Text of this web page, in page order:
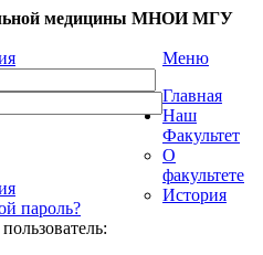
медицины МНОИ МГУ
пароль?
Меню
Главная
Наш
Факультет
О
факультете
История